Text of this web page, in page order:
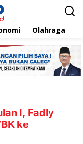
Olahraga
I, Fadly
ke